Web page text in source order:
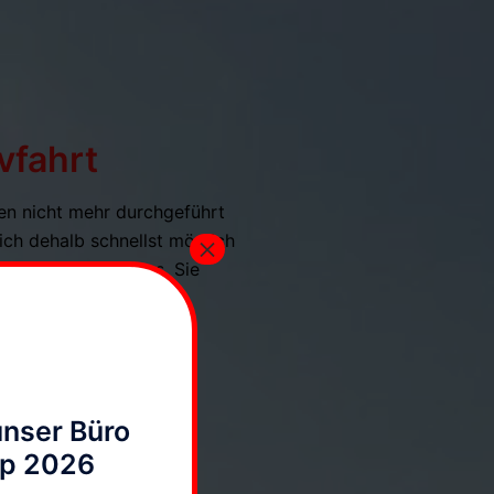
nicht mehr durchgeführt
dehalb schnellst möglich
Wir freuen uns, Sie
Büro
2026
×